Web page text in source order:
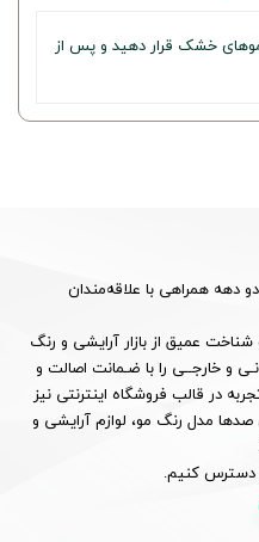
خشک قرار دهید و پس از
دهه همراهی با علاقه‌مندان
با تکیه بر تجربه ۲۰ ساله و شناخت عمیق از بازار آرایشی و رنگ
و خارجــی را با ضـمانت اصالت و
در قالب فروشگاه اینترنتی نیز
مدل رنگ مو، لوازم آرایشی و
دسترس کنیم.